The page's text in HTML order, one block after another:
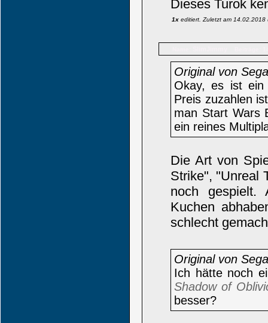
Dieses Turok
1x editiert. Zuletzt am 14.02.2018
Original von
Okay, es ist ein
Preis zuzahlen
man Start Wars
ein reines
Die Art von
Strike", "Unreal
noch gespielt.
Kuchen
schlecht
Original von
Ich hätte noch
Shadow of
besser?